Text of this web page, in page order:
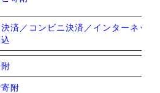
済／コンビニ決済／インターネッ
附